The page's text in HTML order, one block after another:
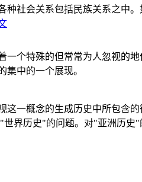
种社会关系包括民族关系之中
一个特殊的但常常为人忽视的
中的一个展现。
一概念的生成历史中所包含
界历史"的问题。对"亚洲历